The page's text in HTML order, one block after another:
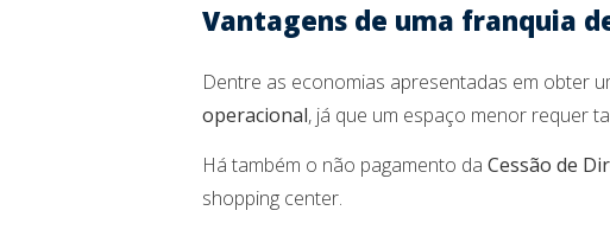
Vantagens de uma franquia
Dentre as economias apresentadas em obter
operacional, já que um espaço menor requer
Há também o não pagamento da Cessão de
shopping center.